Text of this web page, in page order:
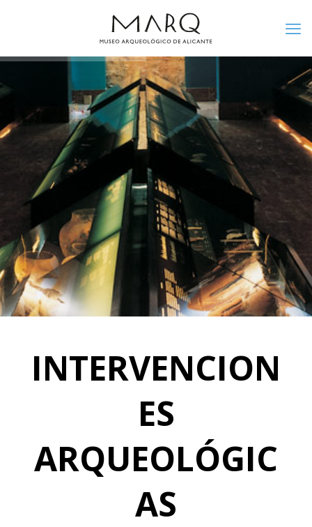
INTERVENCION
ES
ARQUEOLÓGIC
AS